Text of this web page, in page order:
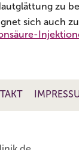
zu
sich auch